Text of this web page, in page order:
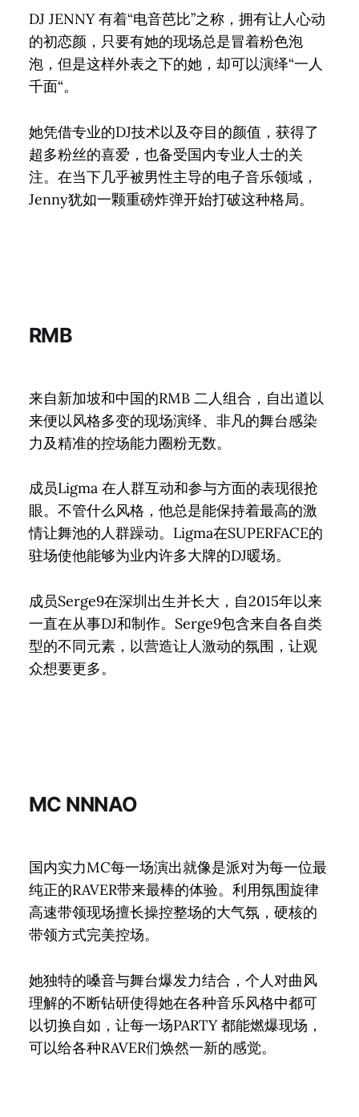
DJ JENNY 有着“电音芭比”之称，拥有让人心动
的初恋颜，只要有她的现场总是冒着粉色泡
泡，但是这样外表之下的她，却可以演绎“一人
千面“。
她凭借专业的DJ技术以及夺目的颜值，获得了
超多粉丝的喜爱，也备受国内专业人士的关
注。在当下几乎被男性主导的电子音乐领域，
Jenny犹如一颗重磅炸弹开始打破这种格局。
RMB
来自新加坡和中国的RMB 二人组合，自出道以
来便以风格多变的现场演绎、非凡的舞台感染
力及精准的控场能力圈粉无数。
成员Ligma 在人群互动和参与方面的表现很抢
眼。不管什么风格，他总是能保持着最高的激
情让舞池的人群躁动。Ligma在SUPERFACE的
驻场使他能够为业内许多大牌的DJ暖场。
成员Serge9在深圳出生并长大，自2015年以来
一直在从事DJ和制作。Serge9包含来自各自类
型的不同元素，以营造让人激动的氛围，让观
众想要更多。
MC NNNAO
国内实力MC每一场演出就像是派对为每一位最
纯正的RAVER带来最棒的体验。利用氛围旋律
高速带领现场擅长操控整场的大气氛，硬核的
带领方式完美控场。
她独特的嗓音与舞台爆发力结合，个人对曲风
理解的不断钻研使得她在各种音乐风格中都可
以切换自如，让每一场PARTY 都能燃爆现场，
可以给各种RAVER们焕然一新的感觉。